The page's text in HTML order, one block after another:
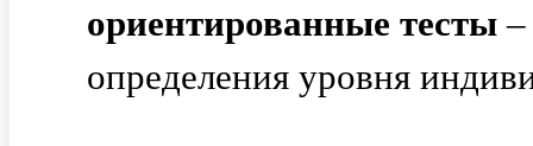
ориентированные тесты
определения уровня